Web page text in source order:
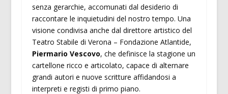
senza gerarchie, accomunati dal desiderio di
raccontare le inquietudini del nostro tempo. Una
visione condivisa anche dal direttore artistico del
Teatro Stabile di Verona – Fondazione Atlantide,
Piermario Vescovo, che definisce la stagione un
cartellone ricco e articolato, capace di alternare
grandi autori e nuove scritture affidandosi a
interpreti e registi di primo piano.